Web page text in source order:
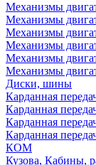
Механизмы
Механизмы
Механизмы
Механизмы
Механизмы
Механизмы
Диски, шины
Карданная
Карданная
Карданная
Карданная
КОМ
Кузова, Кабины,